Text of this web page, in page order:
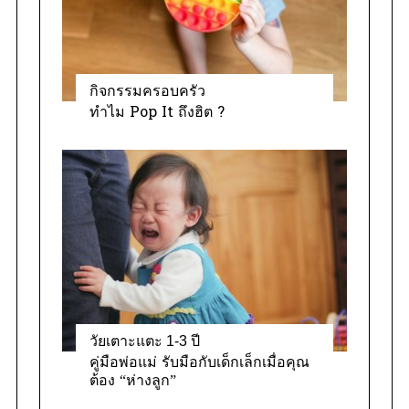
กิจกรรมครอบครัว
ทำไม Pop It ถึงฮิต ?
วัยเตาะแตะ 1-3 ปี
คู่มือพ่อแม่ รับมือกับเด็กเล็กเมื่อคุณ
ต้อง “ห่างลูก”